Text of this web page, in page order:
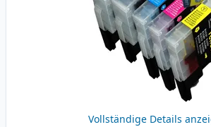
Vollständige Details